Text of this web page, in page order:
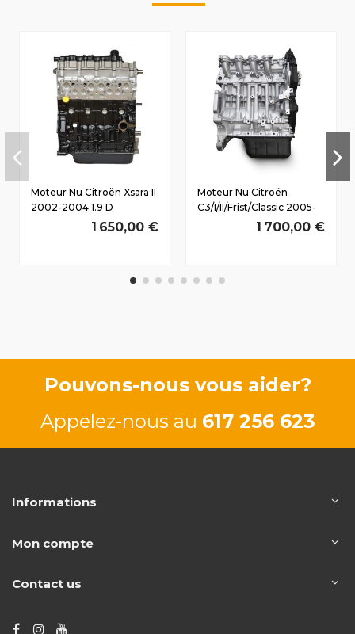
Moteur Nu Citroën Xsara II
2002-2004 1.9 D
WYZ(DW8B/L4) 51/71 CV
1 650,00 €
Moteur Nu Citroën
C3/I/II/Frist/Classic 2005-
2010 1.6 D HDi
9HX(DV6ATED4) 66/90
1 700,00 €
Pouvons-nous vous aider?
Appelez-nous au 617 256 623
Informations
Mon compte
Contact us